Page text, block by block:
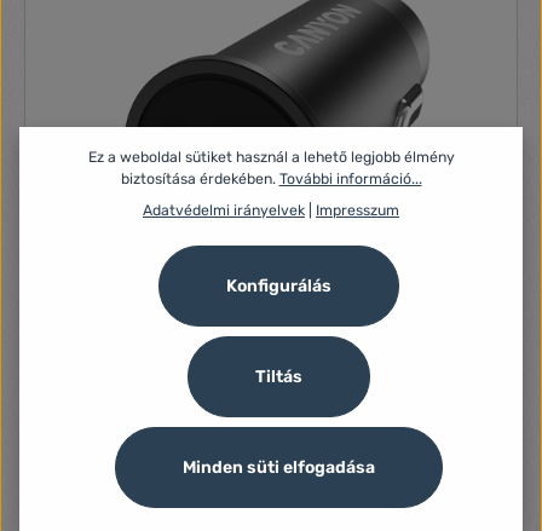
USB2: 5V / 2.4A; USB1 + USB2: 5V / 4,8A; Max. 24W Tömeg:
28 g Méretek: 34 mm x 59,5 mm
Canyon CNS-CCA20B autós töltő
Autós töltő, 1xUSB-C, 12V, 3A, 20W, PD, Black
Ez a weboldal sütiket használ a lehető legjobb élmény
biztosítása érdekében. További információ...
Adatvédelmi irányelvek
Impresszum
Tiltás
Konfigurálás
Minden süti elfogadása